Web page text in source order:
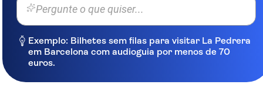
Pergunte o que quiser...
Exemplo: Bilhetes sem filas para visitar La Pedrera
em Barcelona com audioguia por menos de 70
euros.